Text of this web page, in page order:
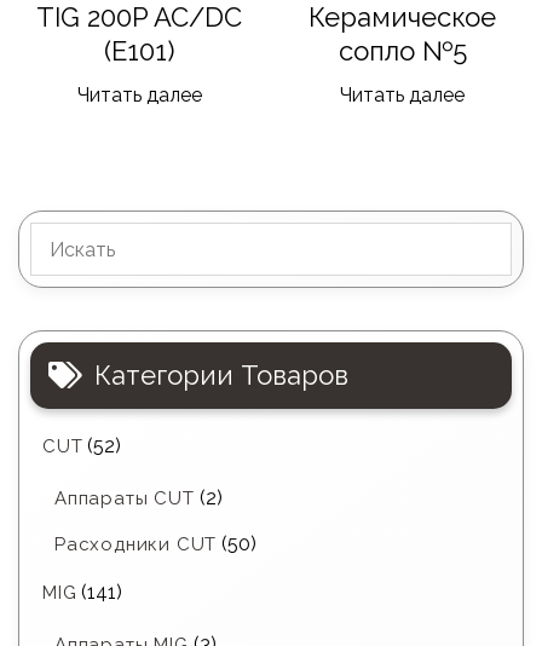
TIG 200P AC/DC
(E101)
Читать далее
Керамическое
сопло №5
Читать далее
Категории Товаров
CUT (52)
Аппараты CUT (2)
Расходники CUT (50)
MIG (141)